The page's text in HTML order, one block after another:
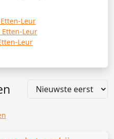
Leur
Leur
Leur